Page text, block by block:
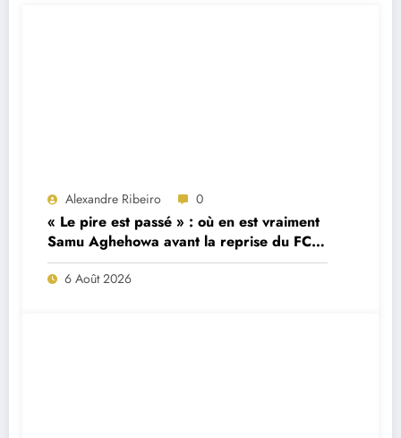
Alexandre Ribeiro 0
« Le pire est passé » : où en est vraiment
Samu Aghehowa avant la reprise du FC
Porto ?
6 Août 2026